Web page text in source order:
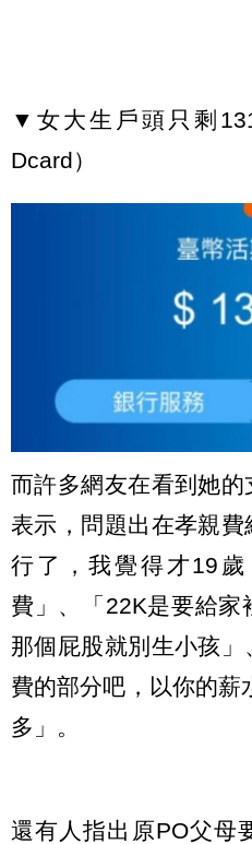
▼女大生戶頭只剩
Dcard）
而許多網友在看到她
表示，問題出在孝親
行了，我覺得才19
費」、「22K是要給家
那個屁股就別生小孩
費的部分吧，以你的薪
多」。
還有人指出原PO父母